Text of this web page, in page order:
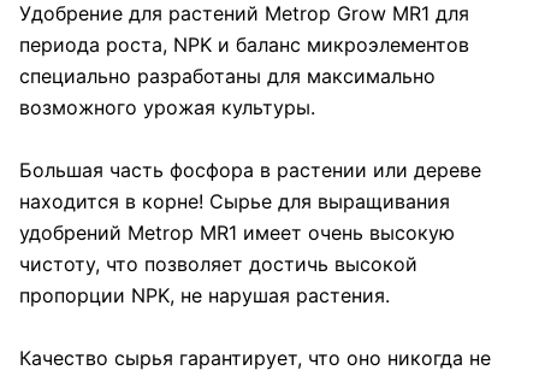
Удобрение для растений Metrop Grow MR1 для
периода роста, NPK и баланс микроэлементов
специально разработаны для максимально
возможного урожая культуры.
Большая часть фосфора в растении или дереве
находится в корне! Сырье для выращивания
удобрений Metrop MR1 имеет очень высокую
чистоту, что позволяет достичь высокой
пропорции NPK, не нарушая растения.
Качество сырья гарантирует, что оно никогда не